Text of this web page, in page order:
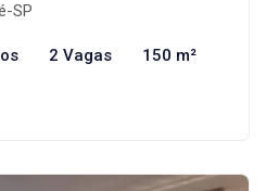
SP
2 Vagas 150 m²